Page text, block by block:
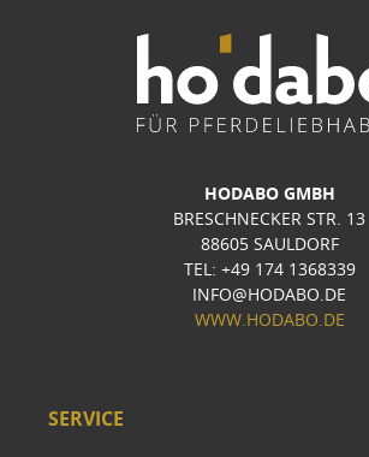
HODABO GMBH
BRESCHNECKER STR. 13
88605 SAULDORF
TEL: +49 174 1368339
INFO@HODABO.DE
WWW.HODABO.DE
SERVICE